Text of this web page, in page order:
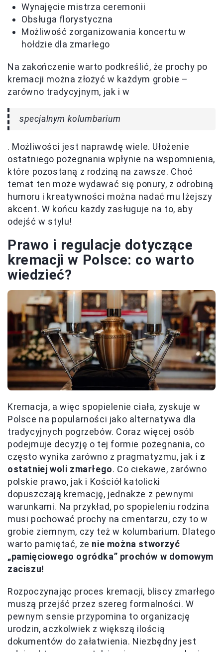
Wynajęcie mistrza ceremonii
Obsługa florystyczna
Możliwość zorganizowania koncertu w
hołdzie dla zmarłego
Na zakończenie warto podkreślić, że prochy po
kremacji można złożyć w każdym grobie –
zarówno tradycyjnym, jak i w
specjalnym kolumbarium
. Możliwości jest naprawdę wiele. Ułożenie
ostatniego pożegnania wpłynie na wspomnienia,
które pozostaną z rodziną na zawsze. Choć
temat ten może wydawać się ponury, z odrobiną
humoru i kreatywności można nadać mu lżejszy
akcent. W końcu każdy zasługuje na to, aby
odejść w stylu!
Prawo i regulacje dotyczące
kremacji w Polsce: co warto
wiedzieć?
Kremacja, a więc spopielenie ciała, zyskuje w
Polsce na popularności jako alternatywa dla
tradycyjnych pogrzebów. Coraz więcej osób
podejmuje decyzję o tej formie pożegnania, co
często wynika zarówno z pragmatyzmu, jak i z
ostatniej woli zmarłego. Co ciekawe, zarówno
polskie prawo, jak i Kościół katolicki
dopuszczają kremację, jednakże z pewnymi
warunkami. Na przykład, po spopieleniu rodzina
musi pochować prochy na cmentarzu, czy to w
grobie ziemnym, czy też w kolumbarium. Dlatego
warto pamiętać, że nie można stworzyć
„pamięciowego ogródka” prochów w domowym
zaciszu!
Rozpoczynając proces kremacji, bliscy zmarłego
muszą przejść przez szereg formalności. W
pewnym sensie przypomina to organizację
urodzin, aczkolwiek z większą ilością
dokumentów do załatwienia. Niezbędny jest